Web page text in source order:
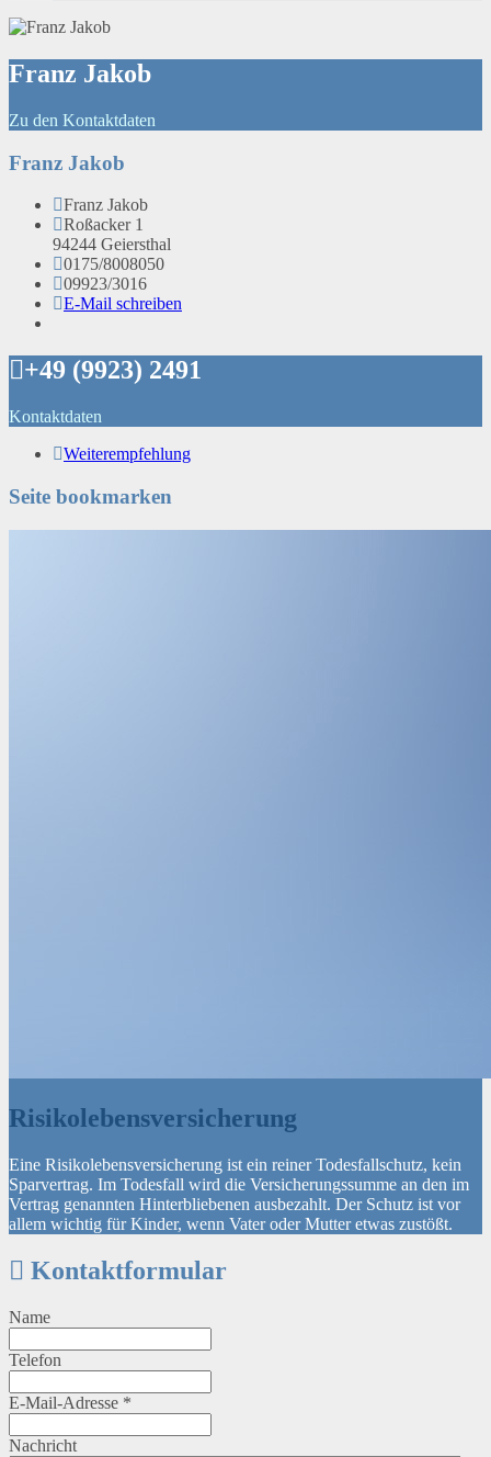
Franz Jakob
Zu den Kontaktdaten
Franz Jakob
Franz Jakob
Roßacker 1
94244 Geiersthal
0175/8008050
09923/3016
E-Mail schreiben
+49 (9923) 2491
Kontaktdaten
Weiterempfehlung
Seite bookmarken
Risikolebensversicherung
Eine Risikolebensversicherung ist ein reiner Todesfallschutz, kein
Sparvertrag. Im Todesfall wird die Versicherungssumme an den im
Vertrag genannten Hinterbliebenen ausbezahlt. Der Schutz ist vor
allem wichtig für Kinder, wenn Vater oder Mutter etwas zustößt.
Kontaktformular
Name
Telefon
E-Mail-Adresse *
Nachricht